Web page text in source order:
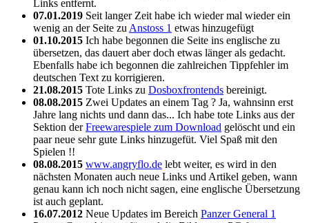
Links entfernt.
07.01.2019 Seit langer Zeit habe ich wieder mal wieder ein
wenig an der Seite zu Anstoss 1 etwas hinzugefügt
01.10.2015 Ich habe begonnen die Seite ins englische zu
übersetzen, das dauert aber doch etwas länger als gedacht.
Ebenfalls habe ich begonnen die zahlreichen Tippfehler im
deutschen Text zu korrigieren.
21.08.2015 Tote Links zu Dosboxfrontends bereinigt.
08.08.2015 Zwei Updates an einem Tag ? Ja, wahnsinn erst
Jahre lang nichts und dann das... Ich habe tote Links aus der
Sektion derFreewarespiele zum Download gelöscht und ein
paar neue sehr gute Links hinzugefüt. Viel Spaß mit den
Spielen !!
08.08.2015 www.angryflo.de lebt weiter, es wird in den
nächsten Monaten auch neue Links und Artikel geben, wann
genau kann ich noch nicht sagen, eine englische Übersetzung
ist auch geplant.
16.07.2012 Neue Updates im Bereich Panzer General 1